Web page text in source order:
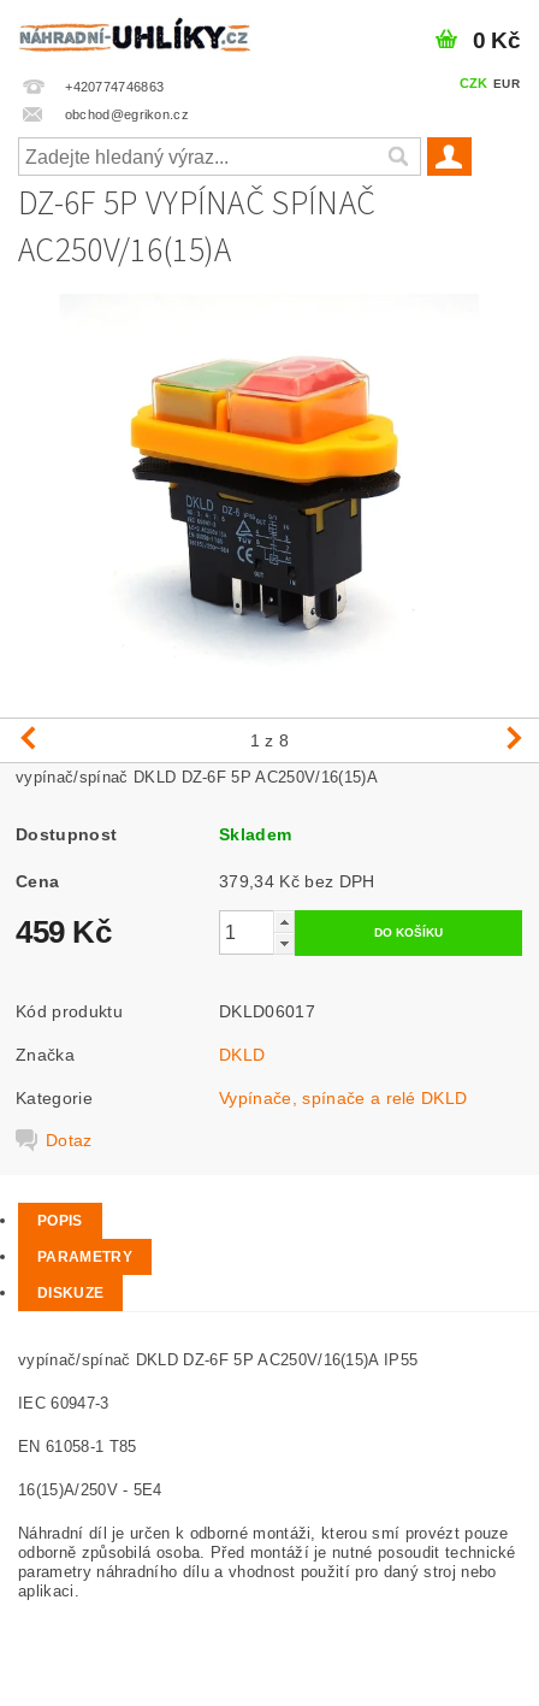
+420774746863
obchod@egrikon.cz
CZK EUR
0 Kč
DZ-6F 5P VYPÍNAČ SPÍNAČ
AC250V/16(15)A
1 z 8
vypínač/spínač DKLD DZ-6F 5P AC250V/16(15)A
Dostupnost Skladem
Cena 379,34 Kč bez DPH
459 Kč
Kód produktu DKLD06017
Značka DKLD
Kategorie Vypínače, spínače a relé DKLD
Dotaz
POPIS
PARAMETRY
DISKUZE
vypínač/spínač DKLD DZ-6F 5P AC250V/16(15)A IP55
IEC 60947-3
EN 61058-1 T85
16(15)A/250V - 5E4
Náhradní díl je určen k odborné montáži, kterou smí provézt pouze
odborně způsobilá osoba. Před montáží je nutné posoudit technické
parametry náhradního dílu a vhodnost použití pro daný stroj nebo
aplikaci.